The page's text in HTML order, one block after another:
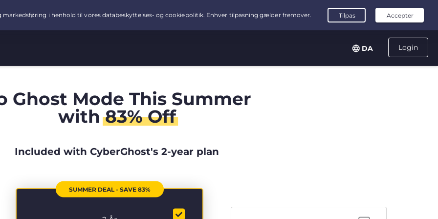
Login
DA
Ghost Mode This Summer
with83% Off
Included with CyberGhost's 2-year plan
SUMMER DEAL - SAVE 83%